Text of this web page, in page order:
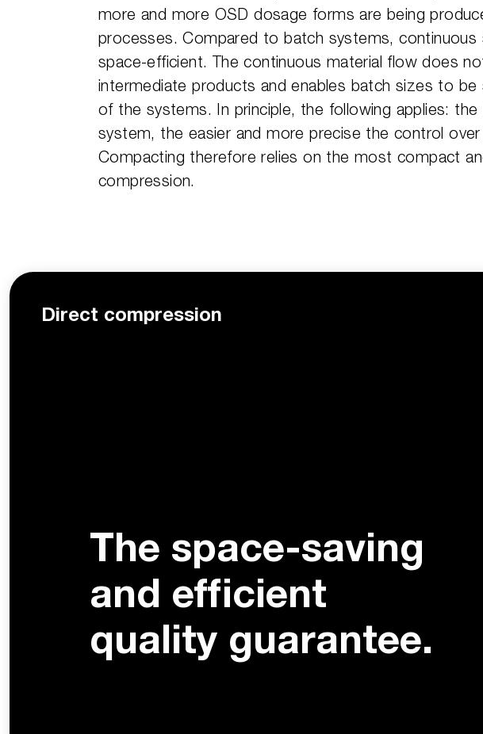
more and more OSD dosage forms are being
processes. Compared to batch systems, continuous
space-efficient. The continuous material flow does
intermediate products and enables batch sizes to be
of the systems. In principle, the following applies:
system, the easier and more precise the control
Compacting therefore relies on the most compact
compression.
Direct compression
The space-saving
and efficient
quality guarantee.